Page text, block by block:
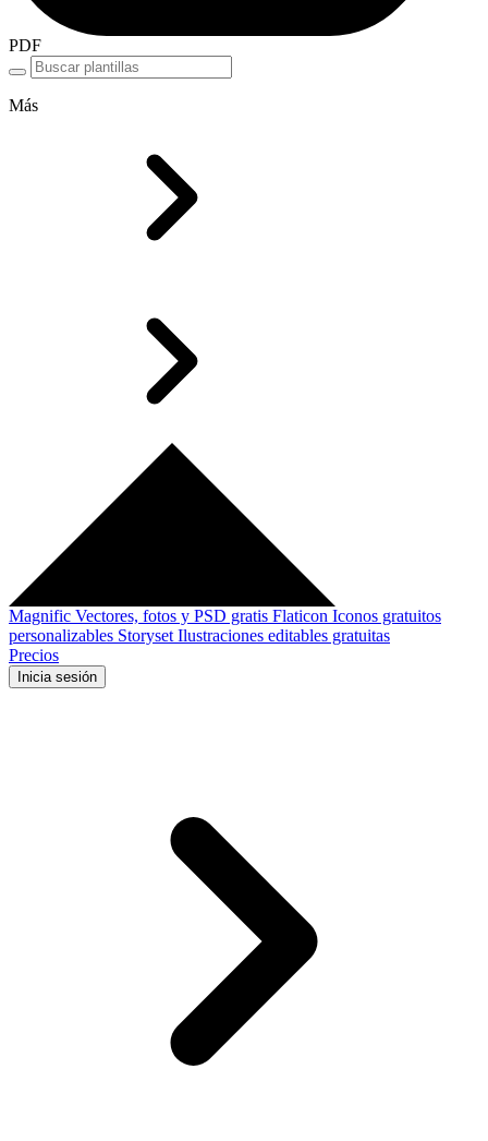
PDF
Más
Magnific Vectores, fotos y PSD gratis Flaticon Iconos gratuitos
personalizables Storyset Ilustraciones editables gratuitas
Precios
Inicia sesión